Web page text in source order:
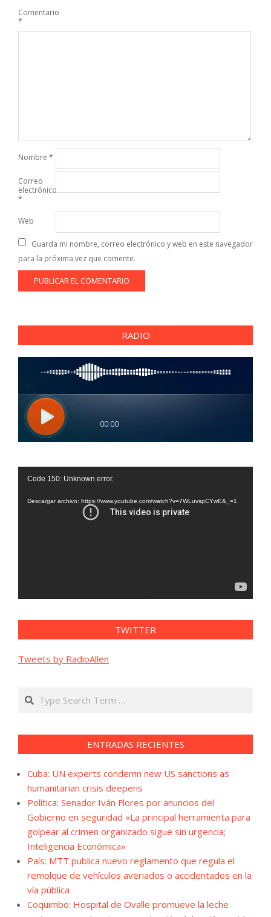
Comentario
*
Nombre *
Correo
electrónico
*
Web
Guarda mi nombre, correo electrónico y web en este navegador
para la próxima vez que comente.
RADIO
Reproductor
vídeo
Code 150: Unknown error.
Descargar archivo: https://www.youtube.com/watch?v=7WLuvspCYwE&_=1
TWITTER
Tweets by RadioAllen
Search
ENTRADAS RECIENTES
Cuba: UN experts condemn new US sanctions as
humanitarian crisis deepens
Política: Senador Iván Flores por anuncios del
Gobierno en seguridad «La principal herramienta para
golpear al crimen organizado sigue sin urgencia;
Inteligencia Económica»
País: MTT publica nuevo reglamento que regula el
remolque de vehículos averiados o accidentados en la
vía pública
Coquimbo: Hospital de Ovalle promueve la leche